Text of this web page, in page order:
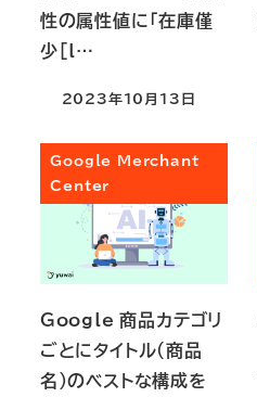
性の属性値に「在庫僅
少[l…
2023年10月13日
Google Merchant
Center
Google 商品カテゴリ
ごとにタイトル（商品
名）のベストな構成を